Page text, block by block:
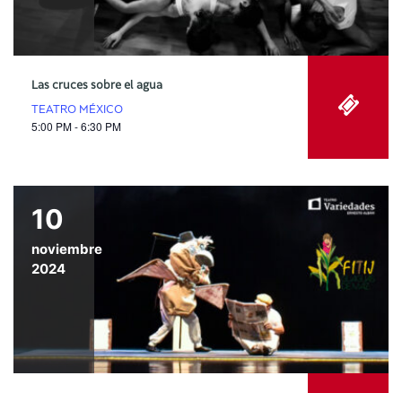
Las cruces sobre el agua
TEATRO MÉXICO
5:00 PM - 6:30 PM
10
noviembre
2024